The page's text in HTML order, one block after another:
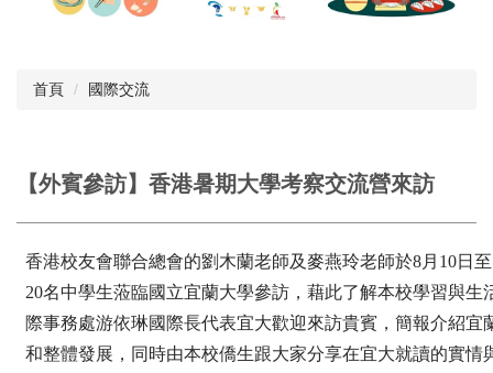
首頁 國際交流
【外賓參訪】香港暑期大學考察交流營來訪
香港校友會聯合總會的劉木蘭老師及麥燕玲老師於8月10日至
20名中學生蒞臨國立宜蘭大學參訪，藉此了解本校學習與生
際事務處游依琳國際長代表宜大歡迎來訪貴賓，簡報介紹宜
和整體發展，同時由本校僑生跟大家分享在宜大就讀的實情